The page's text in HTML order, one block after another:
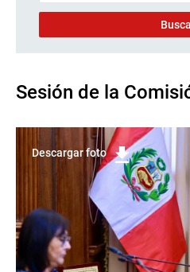
Sesión de la
Descargar foto